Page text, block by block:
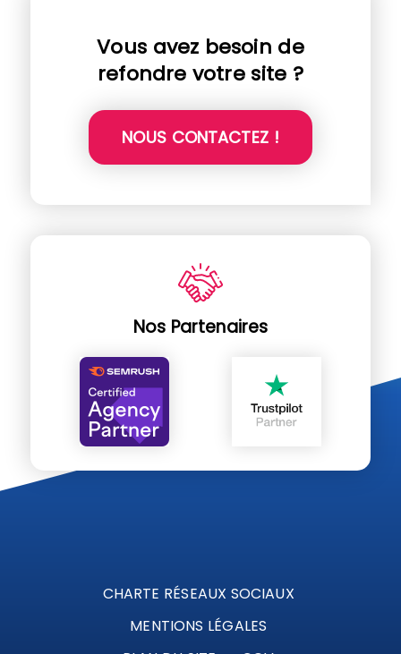
Vous avez besoin de
refondre votre site ?
NOUS CONTACTEZ !
Nos Partenaires
CHARTE RÉSEAUX SOCIAUX
MENTIONS LÉGALES